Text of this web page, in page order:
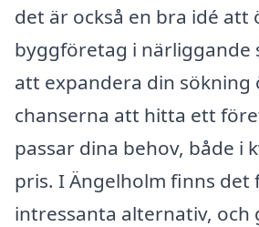
det är också en bra idé att
byggföretag i närliggande
att expandera din sökning
chanserna att hitta ett
passar dina behov, både i
pris. I Ängelholm finns det
intressanta alternativ, och